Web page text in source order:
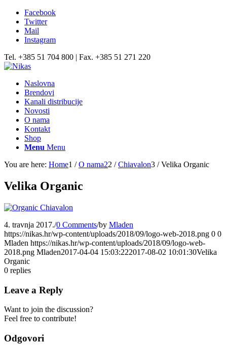
Facebook
Twitter
Mail
Instagram
Tel. +385 51 704 800 | Fax. +385 51 271 220
Naslovna
Brendovi
Kanali distribucije
Novosti
O nama
Kontakt
Shop
Menu Menu
You are here: Home1 / O nama22 / Chiavalon3 / Velika Organic
Velika Organic
4. travnja 2017./0 Comments/by Mladen
https://nikas.hr/wp-content/uploads/2018/09/logo-web-2018.png 0 0
Mladen https://nikas.hr/wp-content/uploads/2018/09/logo-web-
2018.png Mladen2017-04-04 15:03:222017-08-02 10:01:30Velika
Organic
0 replies
Leave a Reply
Want to join the discussion?
Feel free to contribute!
Odgovori